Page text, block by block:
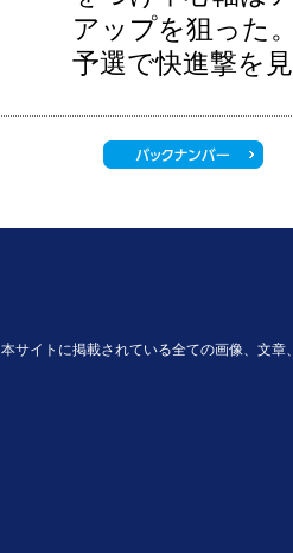
アップを狙った
予選で快進撃を
本サイトに掲載されている全ての画像、文